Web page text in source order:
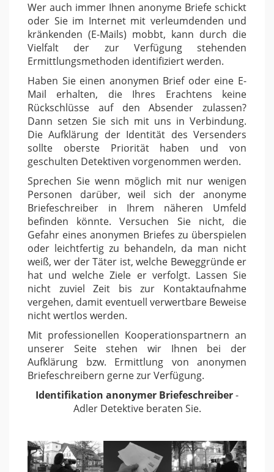
Wer auch immer Ihnen anonyme Briefe schickt
oder Sie im Internet mit verleumdenden und
kränkenden (E-Mails) mobbt, kann durch die
Vielfalt der zur Verfügung stehenden
Ermittlungsmethoden identifiziert werden.
Haben Sie einen anonymen Brief oder eine E-
Mail erhalten, die Ihres Erachtens keine
Rückschlüsse auf den Absender zulassen?
Dann setzen Sie sich mit uns in Verbindung.
Die Aufklärung der Identität des Versenders
sollte oberste Priorität haben und von
geschulten Detektiven vorgenommen werden.
Sprechen Sie wenn möglich mit nur wenigen
Personen darüber, weil sich der anonyme
Briefeschreiber in Ihrem näheren Umfeld
befinden könnte. Versuchen Sie nicht, die
Gefahr eines anonymen Briefes zu überspielen
oder leichtfertig zu behandeln, da man nicht
weiß, wer der Täter ist, welche Beweggründe er
hat und welche Ziele er verfolgt. Lassen Sie
nicht zuviel Zeit bis zur Kontaktaufnahme
vergehen, damit eventuell verwertbare Beweise
nicht wertlos werden.
Mit professionellen Kooperationspartnern an
unserer Seite stehen wir Ihnen bei der
Aufklärung bzw. Ermittlung von anonymen
Briefeschreibern gerne zur Verfügung.
Identifikation anonymer Briefeschreiber-
Adler Detektive beraten Sie.